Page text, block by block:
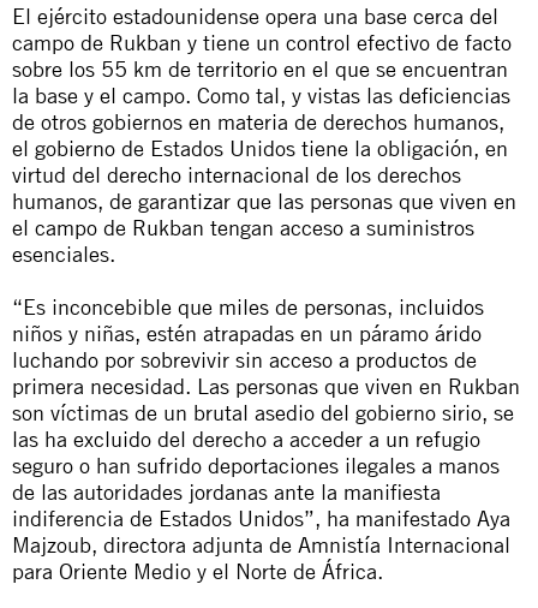
El ejército estadounidense opera una base cerca del
campo de Rukban y tiene un control efectivo de facto
sobre los 55 km de territorio en el que se encuentran
la base y el campo. Como tal, y vistas las deficiencias
de otros gobiernos en materia de derechos humanos,
el gobierno de Estados Unidos tiene la obligación, en
virtud del derecho internacional de los derechos
humanos, de garantizar que las personas que viven en
el campo de Rukban tengan acceso a suministros
esenciales.
“Es inconcebible que miles de personas, incluidos
niños y niñas, estén atrapadas en un páramo árido
luchando por sobrevivir sin acceso a productos de
primera necesidad. Las personas que viven en Rukban
son víctimas de un brutal asedio del gobierno sirio, se
las ha excluido del derecho a acceder a un refugio
seguro o han sufrido deportaciones ilegales a manos
de las autoridades jordanas ante la manifiesta
indiferencia de Estados Unidos”, ha manifestado Aya
Majzoub, directora adjunta de Amnistía Internacional
para Oriente Medio y el Norte de África.